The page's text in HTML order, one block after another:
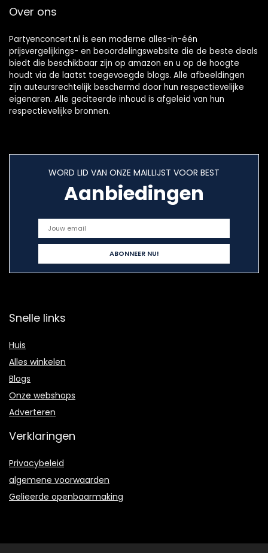
Over ons
Partyenconcert.nl is een moderne alles-in-één
prijsvergelijkings- en beoordelingswebsite die de beste deals
biedt die beschikbaar zijn op amazon en u op de hoogte
houdt via de laatst toegevoegde blogs. Alle afbeeldingen
zijn auteursrechtelijk beschermd door hun respectievelijke
eigenaren. Alle geciteerde inhoud is afgeleid van hun
respectievelijke bronnen.
WORD LID VAN ONZE MAILLIJST VOOR BEST
Aanbiedingen
Snelle links
Huis
Alles winkelen
Blogs
Onze webshops
Adverteren
Verklaringen
Privacybeleid
algemene voorwaarden
Gelieerde openbaarmaking